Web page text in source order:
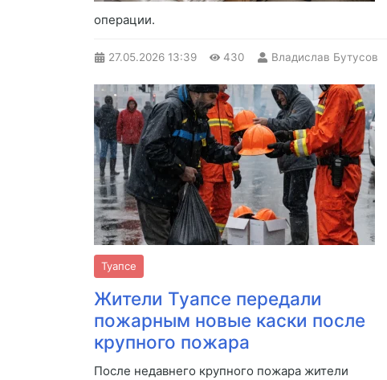
операции.
27.05.2026 13:39 430 Владислав Бутусов
Туапсе
Жители Туапсе передали
пожарным новые каски после
крупного пожара
После недавнего крупного пожара жители